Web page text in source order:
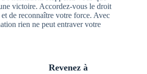
victoire. Accordez-vous le droit
de reconnaître votre force. Avec
rien ne peut entraver votre
Revenez à